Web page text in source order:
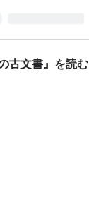
古文書』を読む